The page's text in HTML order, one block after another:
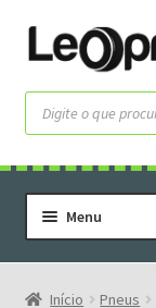
Pular
para
navegação
Pular
para
o
conteúdo
Pesquisar
produtos
Menu
Home
Serviços
Início Pneus